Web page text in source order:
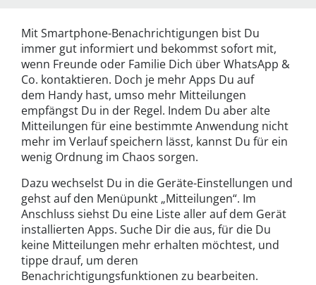
Mit Smartphone-Benachrichtigungen bist Du
immer gut informiert und bekommst sofort mit,
wenn Freunde oder Familie Dich über WhatsApp &
Co. kontaktieren. Doch je mehr Apps Du auf
dem Handy hast, umso mehr Mitteilungen
empfängst Du in der Regel. Indem Du aber alte
Mitteilungen für eine bestimmte Anwendung nicht
mehr im Verlauf speichern lässt, kannst Du für ein
wenig Ordnung im Chaos sorgen.
Dazu wechselst Du in die Geräte-Einstellungen und
gehst auf den Menüpunkt „Mitteilungen“. Im
Anschluss siehst Du eine Liste aller auf dem Gerät
installierten Apps. Suche Dir die aus, für die Du
keine Mitteilungen mehr erhalten möchtest, und
tippe drauf, um deren
Benachrichtigungsfunktionen zu bearbeiten.